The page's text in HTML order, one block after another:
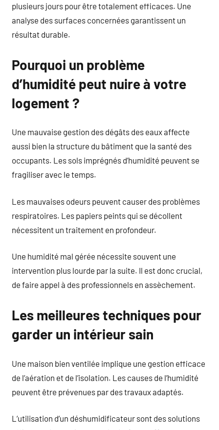
plusieurs jours pour être totalement efficaces. Une
analyse des surfaces concernées garantissent un
résultat durable.
Pourquoi un problème
d’humidité peut nuire à votre
logement ?
Une mauvaise gestion des dégâts des eaux affecte
aussi bien la structure du bâtiment que la santé des
occupants. Les sols imprégnés d’humidité peuvent se
fragiliser avec le temps.
Les mauvaises odeurs peuvent causer des problèmes
respiratoires. Les papiers peints qui se décollent
nécessitent un traitement en profondeur.
Une humidité mal gérée nécessite souvent une
intervention plus lourde par la suite. Il est donc crucial,
de faire appel à des professionnels en assèchement.
Les meilleures techniques pour
garder un intérieur sain
Une maison bien ventilée implique une gestion efficace
de l’aération et de l’isolation. Les causes de l’humidité
peuvent être prévenues par des travaux adaptés.
L’utilisation d’un déshumidificateur sont des solutions